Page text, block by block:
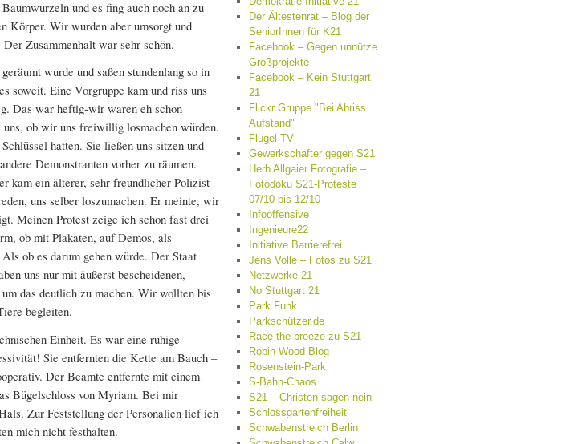
und es fing auch noch an zu
Körper. Wir wurden aber umsorgt und
Zusammenhalt war sehr schön.
wurde und saßen stundenlang so in
soweit. Eine Vorgruppe kam und riss uns
Das war heftig-wir waren eh schon
ob wir uns freiwillig losmachen würden.
hatten. Sie ließen uns sitzen und
Demonstranten vorher zu räumen.
kam ein älterer, sehr freundlicher Polizist
uns selber loszumachen. Er meinte, wir
Meinen Protest zeige ich schon fast drei
ob mit Plakaten, auf Demos, als
ob es darum gehen würde. Der Staat
uns nur mit äußerst bescheidenen,
das deutlich zu machen. Wir wollten bis
begleiten.
Einheit. Es war eine ruhige
Sie entfernten die Kette am Bauch –
Der Beamte entfernte mit einem
Bügelschloss von Myriam. Bei mir
Zur Feststellung der Personalien lief ich
mich nicht festhalten.
Der Ältestenrat – Blog der
SeniorInnen für K21
Facebook – Gegen unnütze
Großprojekte
Facebook – Kein Stuttgart
21
Flickr Gruppe "Bei Abriss
Aufstand"
Flügel TV
Gewerkschafter gegen S21
Herb Allgaier Fotografie –
Fotodoku S21-Proteste
07/10 bis 12/10
Infooffensive
Ingenieure22
Initiative Barrierefrei
Jens Volle – Fotos zu S21
Netzwerke 21
No Stuttgart 21
Park Funk
Parkschützer.de
Race the breeze zu S21
Robin Wood Blog
Rosenstein-Park
S-Bahn-Chaos
S21 – Christen sagen nein
Schlossgartenfreiheit
Schwabenstreich Berlin